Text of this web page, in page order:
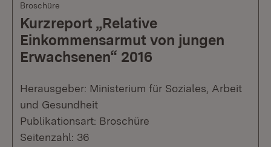
Broschüre
Kurzreport „Relative
Einkommensarmut von jungen
Erwachsenen“ 2016
Herausgeber: Ministerium für Soziales, Arbeit
und Gesundheit
Publikationsart: Broschüre
Seitenzahl: 36